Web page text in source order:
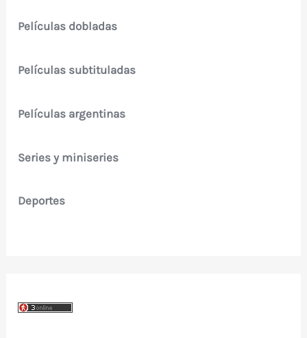
Películas dobladas
Películas subtituladas
Películas argentinas
Series y miniseries
Deportes